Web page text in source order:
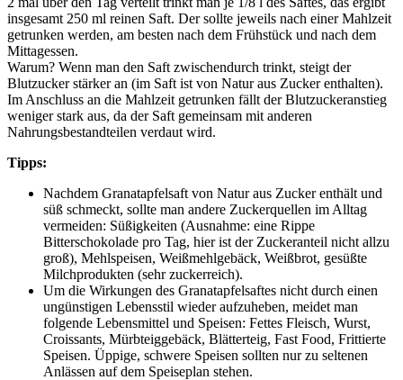
insgesamt 250 ml reinen Saft. Der sollte jeweils nach einer Mahlzeit
getrunken werden, am besten nach dem Frühstück und nach dem
Mittagessen.
Warum? Wenn man den Saft zwischendurch trinkt, steigt der
Blutzucker stärker an (im Saft ist von Natur aus Zucker enthalten).
Im Anschluss an die Mahlzeit getrunken fällt der Blutzuckeranstieg
weniger stark aus, da der Saft gemeinsam mit anderen
Nahrungsbestandteilen verdaut wird.
Tipps:
Nachdem Granatapfelsaft von Natur aus Zucker enthält und
süß schmeckt, sollte man andere Zuckerquellen im Alltag
vermeiden: Süßigkeiten (Ausnahme: eine Rippe
Bitterschokolade pro Tag, hier ist der Zuckeranteil nicht allzu
groß), Mehlspeisen, Weißmehlgebäck, Weißbrot, gesüßte
Milchprodukten (sehr zuckerreich).
Um die Wirkungen des Granatapfelsaftes nicht durch einen
ungünstigen Lebensstil wieder aufzuheben, meidet man
folgende Lebensmittel und Speisen: Fettes Fleisch, Wurst,
Croissants, Mürbteiggebäck, Blätterteig, Fast Food, Frittierte
Speisen. Üppige, schwere Speisen sollten nur zu seltenen
Anlässen auf dem Speiseplan stehen.